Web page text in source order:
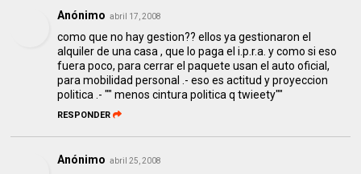
Anónimo abril 17, 2008
como que no hay gestion?? ellos ya gestionaron el
alquiler de una casa , que lo paga el i.p.r.a. y como si eso
fuera poco, para cerrar el paquete usan el auto oficial,
para mobilidad personal .- eso es actitud y proyeccion
politica .- "" menos cintura politica q twieety""
RESPONDER
Anónimo abril 25, 2008